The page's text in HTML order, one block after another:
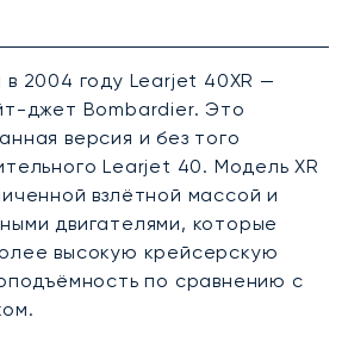
2004 году Learjet 40XR —
джет Bombardier. Это
версия и без того
Learjet 40. Модель XR
взлётной массой и
двигателями, которые
высокую крейсерскую
по сравнению с